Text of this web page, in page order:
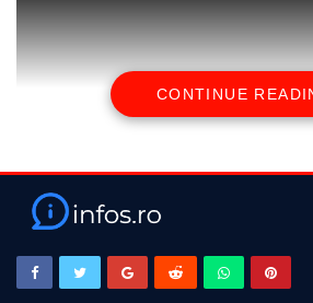
🔔Alătură-te acestui canal pentru a primi
https://www.youtube.com/channel/
8ca9ssR0bQ/join
🔛 Facebook – https://
🔛 Instagram – https://
CONTINUE